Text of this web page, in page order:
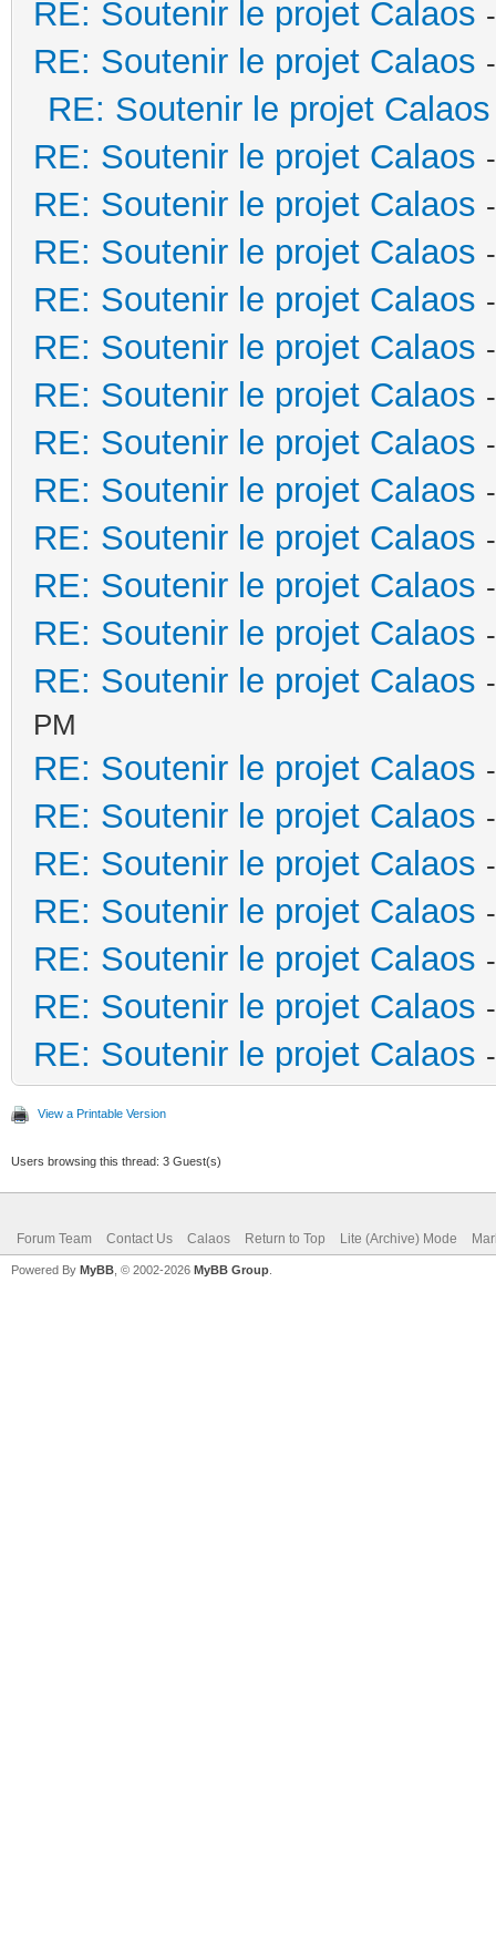
RE: Soutenir le projet Calaos
RE: Soutenir le projet Calaos
RE: Soutenir le projet Calaos
RE: Soutenir le projet Calaos
RE: Soutenir le projet Calaos
RE: Soutenir le projet Calaos
RE: Soutenir le projet Calaos
RE: Soutenir le projet Calaos
RE: Soutenir le projet Calaos
RE: Soutenir le projet Calaos
RE: Soutenir le projet Calaos
RE: Soutenir le projet Calaos
RE: Soutenir le projet Calaos
RE: Soutenir le projet Calaos
RE: Soutenir le projet Calaos
PM
RE: Soutenir le projet Calaos
RE: Soutenir le projet Calaos
RE: Soutenir le projet Calaos
RE: Soutenir le projet Calaos
RE: Soutenir le projet Calaos
RE: Soutenir le projet Calaos
RE: Soutenir le projet Calaos
View a Printable Version
Users browsing this thread: 3 Guest(s)
Forum Team Contact Us Calaos Return to Top Lite (Archive) Mode
Powered By MyBB , © 2002-2026 MyBB Group